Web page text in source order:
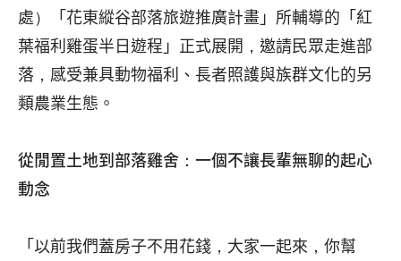
處）「花東縱谷部落旅遊推廣計畫」所輔導的「紅
葉福利雞蛋半日遊程」正式展開，邀請民眾走進部
落，感受兼具動物福利、長者照護與族群文化的另
類農業生態。
從閒置土地到部落雞舍：一個不讓長輩無聊的起心
動念
「以前我們蓋房子不用花錢，大家一起來，你幫